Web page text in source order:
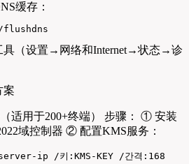
缓存：
具（设置→网络和Internet→状态→诊
案
适用于200+终端） 步骤： ① 安装
域控制器 ② 配置KMS服务：
ip /키:KMS-KEY /간격:168